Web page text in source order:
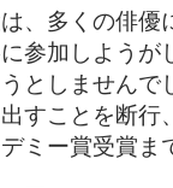
、多くの俳
参加しよう
としません
すことを断
ミー賞受賞ま